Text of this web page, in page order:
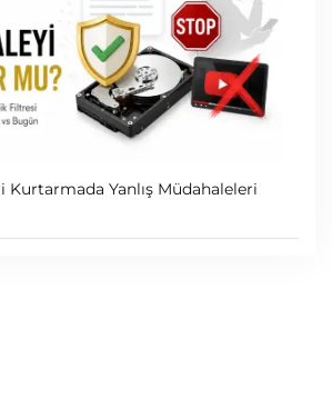
Kurtarmada Yanlış Müdahaleleri